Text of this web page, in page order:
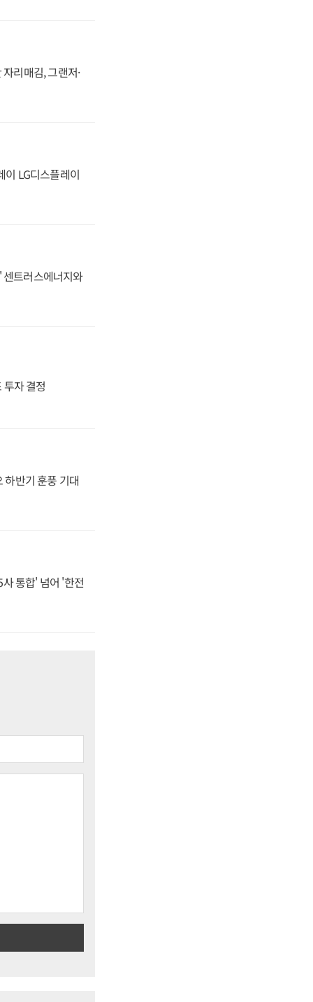
리매김, 그랜저·
이 LG디스플레이
센트러스에너지와
자 결정
하반기 훈풍 기대
통합' 넘어 '한전